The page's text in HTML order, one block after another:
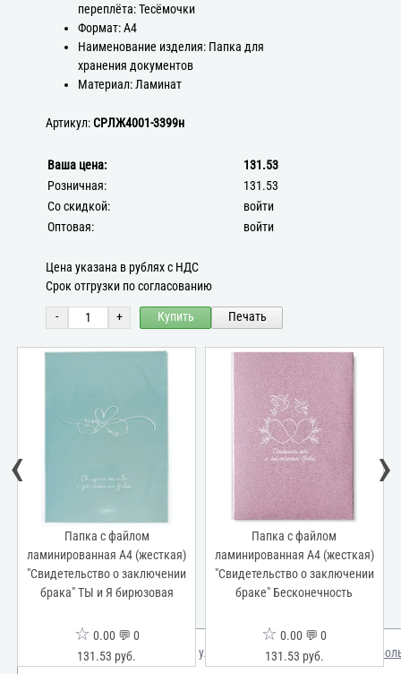
переплёта: Тесёмочки
Формат: А4
Наименование изделия: Папка для
хранения документов
Материал: Ламинат
Артикул:СРЛЖ4001-3399н
Ваша цена:
131.53
Розничная:
131.53
Со скидкой:
войти
Оптовая:
войти
Цена указана в рублях с НДС
Срок отгрузки по согласованию
- + Купить Печать
Папка с файлом
ламинированная А4 (жесткая)
"Свидетельство о заключении
брака" ТЫ и Я бирюзовая
☆ 0.00 💬 0
131.53 руб.
Папка с файлом
ламинированная А4 (жесткая)
"Свидетельство о заключении
браке" Бесконечность
☆ 0.00 💬 0
131.53 руб.
‹ ›
Мы используем куки для улучшения вашего опыта. Узнать